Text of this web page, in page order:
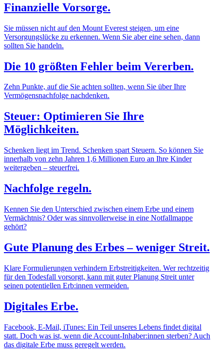
Finanzielle Vorsorge.
Sie müssen nicht auf den Mount Everest steigen, um eine
Versorgungslücke zu erkennen. Wenn Sie aber eine sehen, dann
sollten Sie handeln.
Die 10 größten Fehler beim Vererben.
Zehn Punkte, auf die Sie achten sollten, wenn Sie über Ihre
Vermögensnachfolge nachdenken.
Steuer: Optimieren Sie Ihre
Möglichkeiten.
Schenken liegt im Trend. Schenken spart Steuern. So können Sie
innerhalb von zehn Jahren 1,6 Millionen Euro an Ihre Kinder
weitergeben – steuerfrei.
Nachfolge regeln.
Kennen Sie den Unterschied zwischen einem Erbe und einem
Vermächtnis? Oder was sinnvollerweise in eine Notfallmappe
gehört?
Gute Planung des Erbes – weniger Streit.
Klare Formulierungen verhindern Erbstreitigkeiten. Wer rechtzeitig
für den Todesfall vorsorgt, kann mit guter Planung Streit unter
seinen potentiellen Erb:innen vermeiden.
Digitales Erbe.
Facebook, E-Mail, iTunes: Ein Teil unseres Lebens findet digital
statt. Doch was ist, wenn die Account-Inhaber:innen sterben? Auch
das digitale Erbe muss geregelt werden.